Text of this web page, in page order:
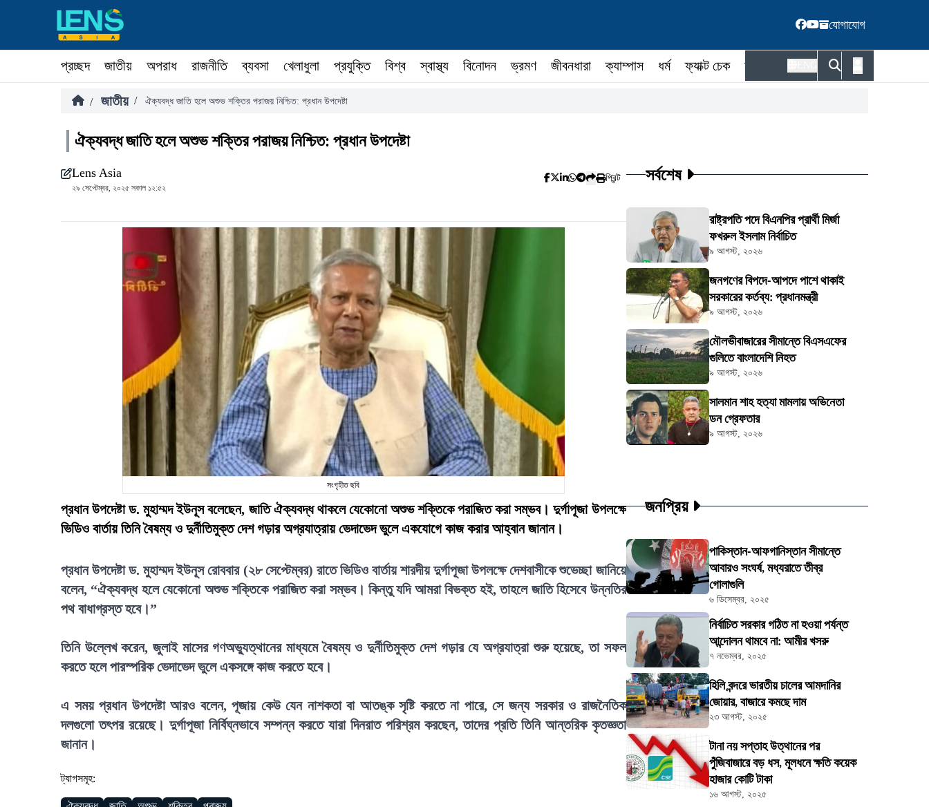
যোগাযোগ
প্রচ্ছদ জাতীয় অপরাধ রাজনীতি ব্যবসা খেলাধুলা প্রযুক্তি বিশ্ব স্বাস্থ্য বিনোদন ভ্রমণ জীবনধারা ক্যাম্পাস ধর্ম ফ্যাক্ট চেক কর্মকর্তা
/ জাতীয় / ঐক্যবদ্ধ জাতি হলে অশুভ শক্তির পরাজয় নিশ্চিত: প্রধান উপদেষ্টা
ঐক্যবদ্ধ জাতি হলে অশুভ শক্তির পরাজয় নিশ্চিত: প্রধান উপদেষ্টা
Lens Asia
২৯ সেপ্টেম্বর, ২০২৫ সকাল ১২:৫২
প্রিন্ট
সংগৃহীত ছবি
প্রধান উপদেষ্টা ড. মুহাম্মদ ইউনূস বলেছেন, জাতি ঐক্যবদ্ধ থাকলে যেকোনো অশুভ শক্তিকে পরাজিত করা সম্ভব। দুর্গাপূজা উপলক্ষে
ভিডিও বার্তায় তিনি বৈষম্য ও দুর্নীতিমুক্ত দেশ গড়ার অগ্রযাত্রায় ভেদাভেদ ভুলে একযোগে কাজ করার আহ্বান জানান।
প্রধান উপদেষ্টা ড. মুহাম্মদ ইউনূস রোববার (২৮ সেপ্টেম্বর) রাতে ভিডিও বার্তায় শারদীয় দুর্গাপূজা উপলক্ষে দেশবাসীকে শুভেচ্ছা জানিয়ে
বলেন, “ঐক্যবদ্ধ হলে যেকোনো অশুভ শক্তিকে পরাজিত করা সম্ভব। কিন্তু যদি আমরা বিভক্ত হই, তাহলে জাতি হিসেবে উন্নতির
পথ বাধাগ্রস্ত হবে।”
তিনি উল্লেখ করেন, জুলাই মাসের গণঅভ্যুত্থানের মাধ্যমে বৈষম্য ও দুর্নীতিমুক্ত দেশ গড়ার যে অগ্রযাত্রা শুরু হয়েছে, তা সফল
করতে হলে পারস্পরিক ভেদাভেদ ভুলে একসঙ্গে কাজ করতে হবে।
এ সময় প্রধান উপদেষ্টা আরও বলেন, পূজায় কেউ যেন নাশকতা বা আতঙ্ক সৃষ্টি করতে না পারে, সে জন্য সরকার ও রাজনৈতিক
দলগুলো তৎপর রয়েছে। দুর্গাপূজা নির্বিঘ্নভাবে সম্পন্ন করতে যারা দিনরাত পরিশ্রম করছেন, তাদের প্রতি তিনি আন্তরিক কৃতজ্ঞতা
জানান।
ট্যাগসমূহ:
সর্বশেষ
রাষ্ট্রপতি পদে বিএনপির প্রার্থী মির্জা
ফখরুল ইসলাম নির্বাচিত
৯ আগস্ট, ২০২৬
জনগণের বিপদে-আপদে পাশে থাকাই
সরকারের কর্তব্য: প্রধানমন্ত্রী
৯ আগস্ট, ২০২৬
মৌলভীবাজারের সীমান্তে বিএসএফের
গুলিতে বাংলাদেশি নিহত
৯ আগস্ট, ২০২৬
সালমান শাহ হত্যা মামলায় অভিনেতা
ডন গ্রেফতার
৯ আগস্ট, ২০২৬
জনপ্রিয়
পাকিস্তান-আফগানিস্তান সীমান্তে
আবারও সংঘর্ষ, মধ্যরাতে তীব্র
গোলাগুলি
৬ ডিসেম্বর, ২০২৫
নির্বাচিত সরকার গঠিত না হওয়া পর্যন্ত
আন্দোলন থামবে না: আমীর খসরু
৭ নভেম্বর, ২০২৫
হিলি বন্দরে ভারতীয় চালের আমদানির
জোয়ার, বাজারে কমছে দাম
২৩ আগস্ট, ২০২৫
টানা নয় সপ্তাহ উত্থানের পর
পুঁজিবাজারে বড় ধস, মূলধনে ক্ষতি কয়েক
হাজার কোটি টাকা
১৬ আগস্ট, ২০২৫